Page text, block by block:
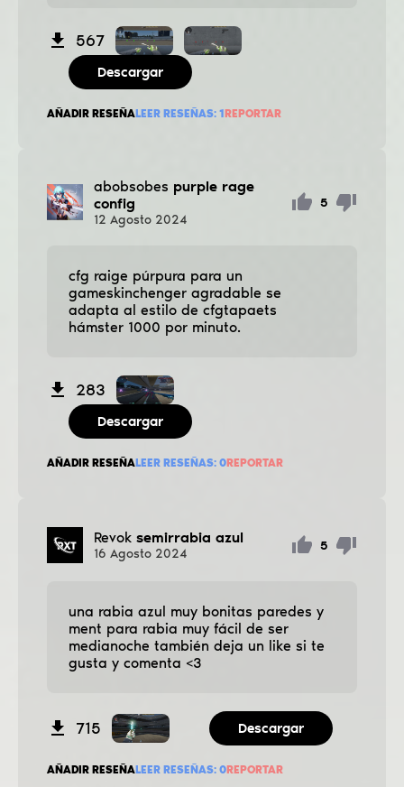
567
Descargar
AÑADIR RESEÑALEER RESEÑAS: 1REPORTAR
abobsobes purple rage
config
12 Agosto 2024
5
cfg raige púrpura para un
gameѕkinchenger agradable se
adapta al estilo de cfgtapaets
hámster 1000 por minuto.
283
Descargar
AÑADIR RESEÑALEER RESEÑAS: 0REPORTAR
Revok semirrabia azul
16 Agosto 2024
5
una rabia azul muy bonitas paredes y
ment para rabia muy fácil de ser
medianoche también deja un like si te
gusta y comenta <3
715 Descargar
AÑADIR RESEÑALEER RESEÑAS: 0REPORTAR